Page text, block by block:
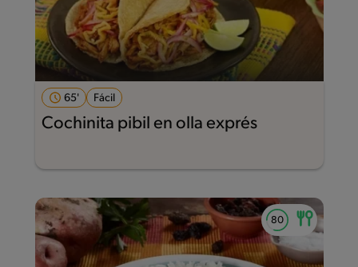
65' Fácil
Cochinita pibil en olla exprés